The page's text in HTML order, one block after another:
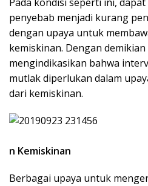
penyebab menjadi kurang
dengan upaya untuk
kemiskinan. Dengan
mengindikasikan bahwa
mutlak diperlukan dalam
dari kemiskinan.
n Kemiskinan
Berbagai upaya untuk